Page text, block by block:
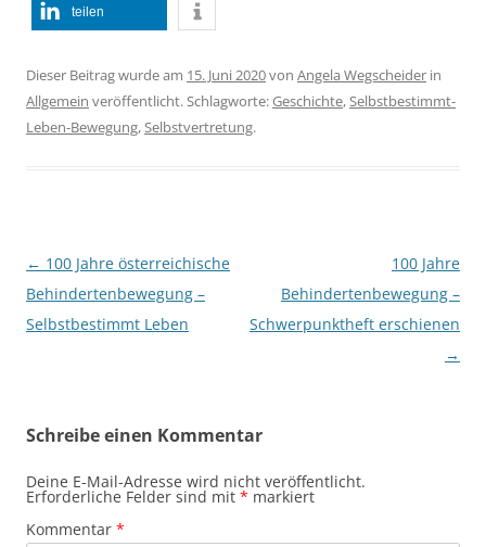
teilen
Dieser Beitrag wurde am 15. Juni 2020von Angela Wegscheider in
Allgemein veröffentlicht. Schlagworte:Geschichte,Selbstbestimmt-
Leben-Bewegung,Selbstvertretung.
Beitragsnavigation
← 100 Jahre österreichische
Behindertenbewegung –
Selbstbestimmt Leben
100 Jahre
Behindertenbewegung –
Schwerpunktheft erschienen
→
Schreibe einen Kommentar
Deine E-Mail-Adresse wird nicht veröffentlicht.
Erforderliche Felder sind mit * markiert
Kommentar *